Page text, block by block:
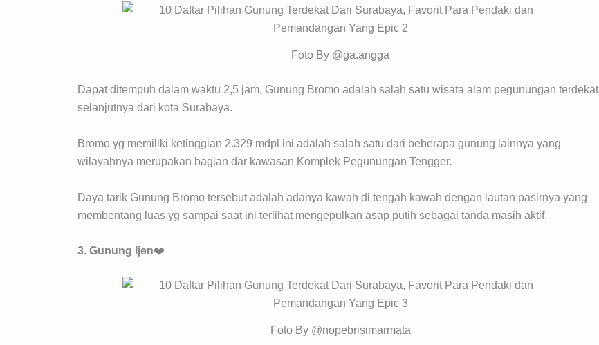
Foto By @ga.angga
Dapat ditempuh dalam waktu 2,5 jam, Gunung Bromo adalah salah satu wisata alam pegunungan terdekat
selanjutnya dari kota Surabaya.
Bromo yg memiliki ketinggian 2.329 mdpl ini adalah salah satu dari beberapa gunung lainnya yang
wilayahnya merupakan bagian dar kawasan Komplek Pegunungan Tengger.
Daya tarik Gunung Bromo tersebut adalah adanya kawah di tengah kawah dengan lautan pasirnya yang
membentang luas yg sampai saat ini terlihat mengepulkan asap putih sebagai tanda masih aktif.
3. Gunung Ijen❤️
Foto By @nopebrisimarmata